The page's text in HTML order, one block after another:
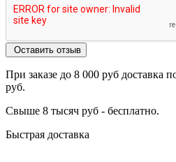
Оставить отзыв
При заказе до 8 000 руб доставка
руб.
Свыше 8 тысяч руб - бесплатно.
Быстрая доставка